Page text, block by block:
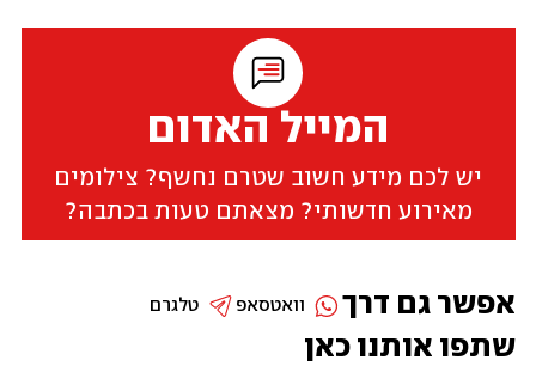
המייל האדום
יש לכם מידע חשוב שטרם נחשף? צילומים
מאירוע חדשותי? מצאתם טעות בכתבה?
שתפו אותנו כאן
אפשר גם דרך טלגרם וואטסאפ